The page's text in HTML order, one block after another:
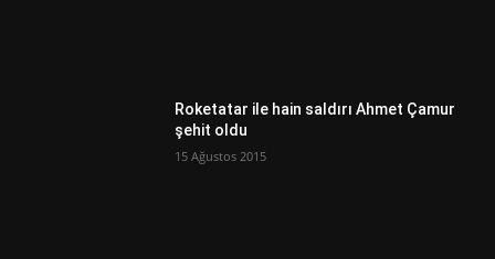
Roketatar ile hain saldırı Ahmet Çamur
şehit oldu
15 Ağustos 2015